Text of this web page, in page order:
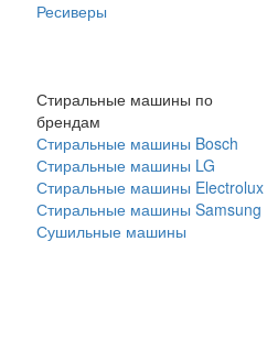
Ресиверы
Стиральные машины по
брендам
Стиральные машины Bosch
Стиральные машины LG
Стиральные машины Electrolux
Стиральные машины Samsung
Сушильные машины